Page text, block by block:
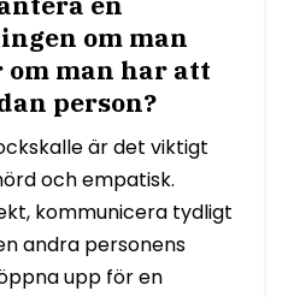
om man
man har att
person?
är det viktigt
och empatisk.
kommunicera tydligt
andra personens
upp för en